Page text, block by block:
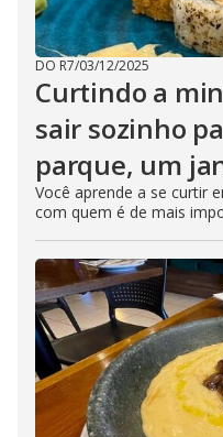
DO R7/03/12/2025
Curtindo a
sair sozinho
parque, um
Você aprende a se curtir
com quem é de mais